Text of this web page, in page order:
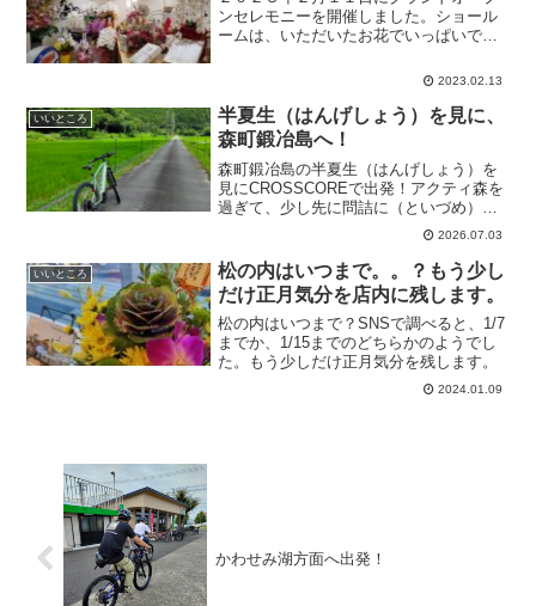
ンセレモニーを開催しました。ショール
ームは、いただいたお花でいっぱいで
て晴天でおだやかな１日でした。お近く
にご来場いただきました...
2023.02.13
いいところ
半夏生（はんげしょう）を見に、
森町鍛冶島へ！
森町鍛冶島の半夏生（はんげしょう）を
見にCROSSCOREで出発！アクティ森を
過ぎて、少し先に問詰に（といづめ）の
田園滑走路！（勝手に名付けました💦）
2026.07.03
いいところ
松の内はいつまで。。？もう少し
だけ正月気分を店内に残します。
松の内はいつまで？SNSで調べると、1/7
までか、1/15までのどちらかのようでし
た。もう少しだけ正月気分を残します。
2024.01.09
かわせみ湖方面へ出発！